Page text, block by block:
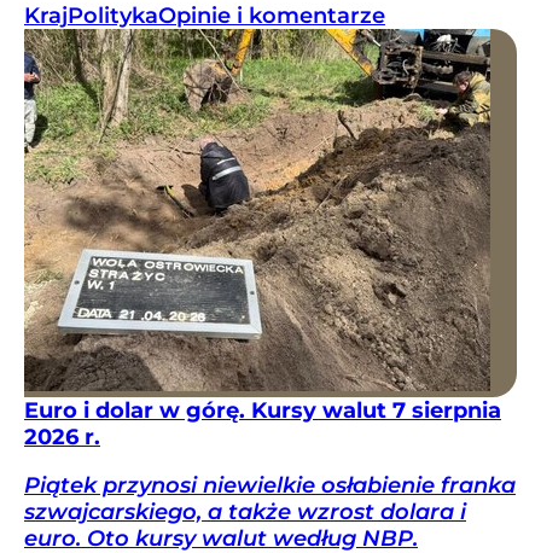
KrajPolitykaOpinie i komentarze
Euro i dolar w górę. Kursy walut 7 sierpnia
2026 r.
Piątek przynosi niewielkie osłabienie franka
szwajcarskiego, a także wzrost dolara i
euro. Oto kursy walut według NBP.